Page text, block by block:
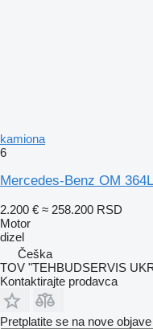
kamiona
6
Mercedes-Benz OM
2.200 € ≈ 258.200 RSD
Motor
dizel
Češka
TOV "TEHBUDSERVIS
Kontaktirajte prodavca
Pretplatite se na nove